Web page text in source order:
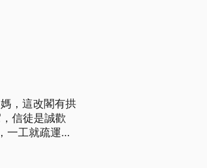
，這改閣有拱
信徒是誠歡
一工就疏運超